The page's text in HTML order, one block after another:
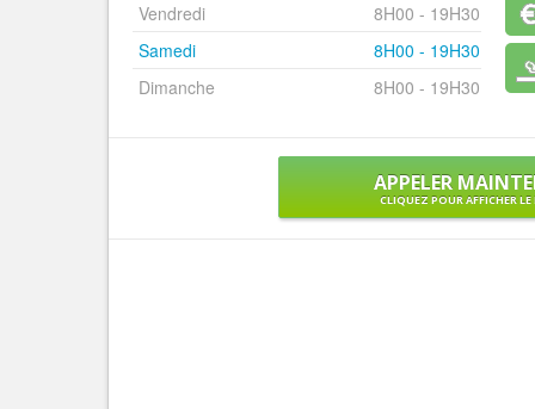
Vendredi
8H00 - 19H30
Samedi
8H00 - 19H30
Dimanche
8H00 - 19H30
APPELER
CLIQUEZ POUR AFFICHER